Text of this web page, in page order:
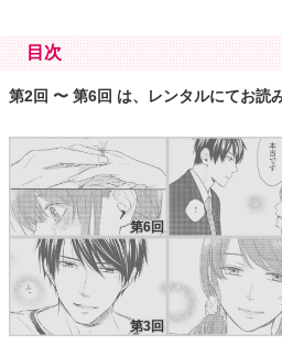
目次
第2回 〜 第6回 は、レンタルにてお読
第6回
第3回